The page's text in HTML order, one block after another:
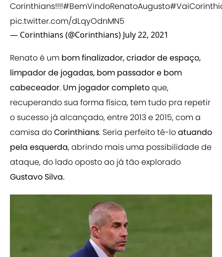
Corinthians!!!!#BemVindoRenatoAugusto
pic.twitter.com/dLqyOdnMN5
— Corinthians (@Corinthians) July 22, 2021
Renato é um bom finalizador, criador de espaço,
limpador de jogadas, bom passador e bom
cabeceador. Um jogador completoque,
recuperando sua forma física, tem tudo pra repetir
o sucesso já alcançado, entre 2013 e 2015, com a
camisa doCorinthians. Seria perfeito tê-loatuando
pela esquerda, abrindo mais uma possibilidade de
ataque, do lado oposto ao já tão explorado
Gustavo Silva.